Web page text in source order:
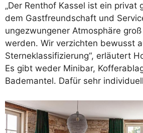
„Der Renthof Kassel ist ein privat
dem Gastfreundschaft und
ungezwungener Atmosphäre
werden. Wir verzichten bewusst
Sterneklassifizierung“, erläutert
Es gibt weder Minibar,
Bademantel. Dafür sehr